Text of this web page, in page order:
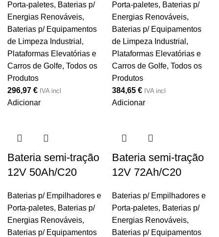
Porta-paletes, Baterias p/
Energias Renováveis,
Baterias p/ Equipamentos
de Limpeza Industrial,
Plataformas Elevatórias e
Carros de Golfe, Todos os
Produtos
296,97 € IVA incl
Adicionar
Porta-paletes, Baterias p/
Energias Renováveis,
Baterias p/ Equipamentos
de Limpeza Industrial,
Plataformas Elevatórias e
Carros de Golfe, Todos os
Produtos
384,65 € IVA incl
Adicionar
Bateria semi-tração
12V 50Ah/C20
Baterias p/ Empilhadores e
Porta-paletes, Baterias p/
Energias Renováveis,
Baterias p/ Equipamentos
Bateria semi-tração
12V 72Ah/C20
Baterias p/ Empilhadores e
Porta-paletes, Baterias p/
Energias Renováveis,
Baterias p/ Equipamentos